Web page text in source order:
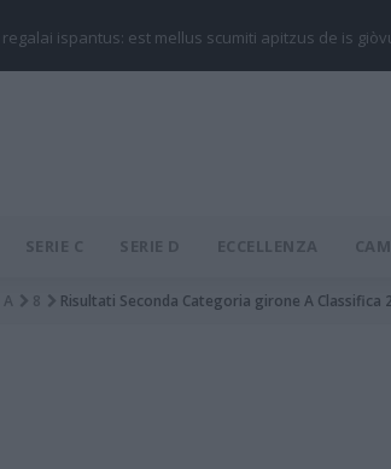
regalai ispantus: est mellus scumiti apitzus de is
SERIE C SERIE D ECCELLENZA
A 8 Risultati Seconda Categoria girone A